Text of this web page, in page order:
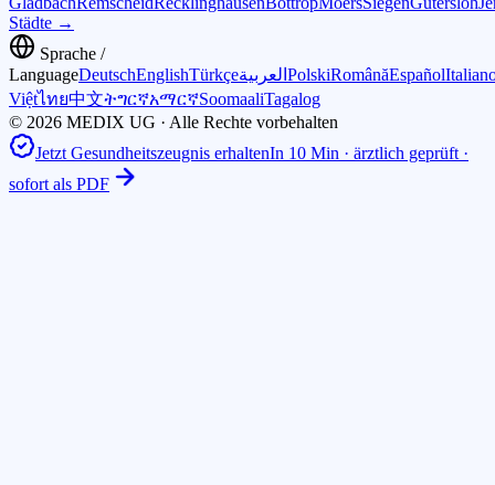
Städte →
Sprache /
LanguageDeutschEnglishTürkçeالعربية PolskiRomânăEspañol
Việtไทย中文ትግርኛአማርኛSoomaaliTagalog
© 2026 MEDIX UG · Alle Rechte vorbehalten
Jetzt Gesundheitszeugnis erhaltenIn 10 Min · ärztlich geprüft ·
sofort als PDF